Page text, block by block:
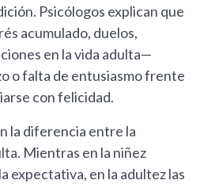
Psicólogos explican que
acumulado, duelos,
en la vida adulta—
o falta de entusiasmo frente
con felicidad.
la diferencia entre la
Mientras en la niñez
expectativa, en la adultez las